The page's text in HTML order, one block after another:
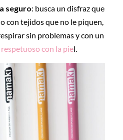
seguro: busca un disfraz que
con tejidos que no le piquen,
sin problemas y con un
con la piel.